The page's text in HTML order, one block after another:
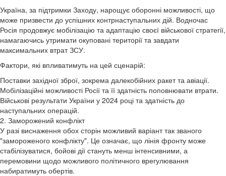
Україна, за підтримки Заходу, нарощує оборонні можливості, що
може призвести до успішних контрнаступальних дій. Водночас
Росія продовжує мобілізацію та адаптацію своєї військової стратегії,
намагаючись утримати окуповані території та завдати
максимальних втрат ЗСУ.
Фактори, які впливатимуть на цей сценарій:
Поставки західної зброї, зокрема далекобійних ракет та авіації.
Мобілізаційні можливості Росії та її здатність поповнювати втрати.
Військові результати України у 2024 році та здатність до
наступальних операцій.
2. Заморожений конфлікт
У разі виснаження обох сторін можливий варіант так званого
"замороженого конфлікту". Це означає, що лінія фронту може
стабілізуватися, бойові дії стануть менш інтенсивними, а
перемовини щодо можливого політичного врегулювання
набиратимуть обертів.